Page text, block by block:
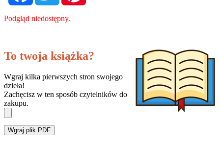
Podgląd niedostępny.
To twoja książka?
Wgraj kilka pierwszych stron swojego
dzieła!
Zachęcisz w ten sposób czytelników do
zakupu.
Wgraj plik PDF